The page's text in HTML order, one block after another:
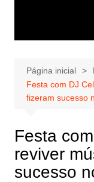
Página inicial
Festa com DJ
fizeram sucesso
Festa
reviver
sucesso